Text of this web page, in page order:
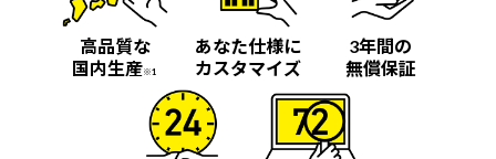
高品質な
国内生産※1
あなた仕様に
カスタマイズ
3年間の
無償保証